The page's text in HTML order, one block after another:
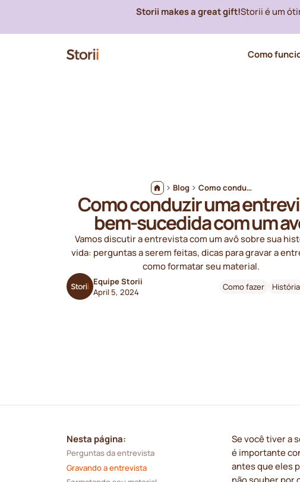
Storii makes a great gift!Storii é um
Como
Blog Como conduzir uma entrevista bem-sucedida com um avô
Como conduzir uma
bem-sucedida com um
Vamos discutir a entrevista com um avô sobre sua
vida: perguntas a serem feitas, dicas para gravar a
como formatar seu material.
Equipe Storii
April 5, 2024
Como fazer
Nesta página:
Perguntas da entrevista
Gravando a entrevista
Se você tiver a
é importante
antes que eles